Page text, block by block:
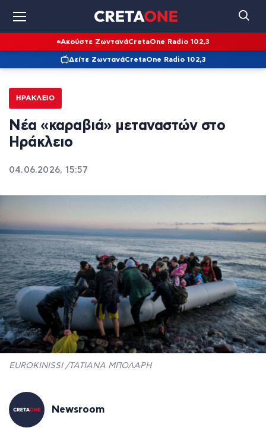
Ακούστε ΖωντανάCretaOne Radio 102,3
Δείτε ΖωντανάCretaOne Radio 102,3
ΗΡΆΚΛΕΙΟ
Νέα «καραβιά» μεταναστών στο
Ηράκλειο
04.06.2026, 15:57
EUROKINISSI /ΤΑΤΙΑΝΑ ΜΠΟΛΑΡΗ
Newsroom